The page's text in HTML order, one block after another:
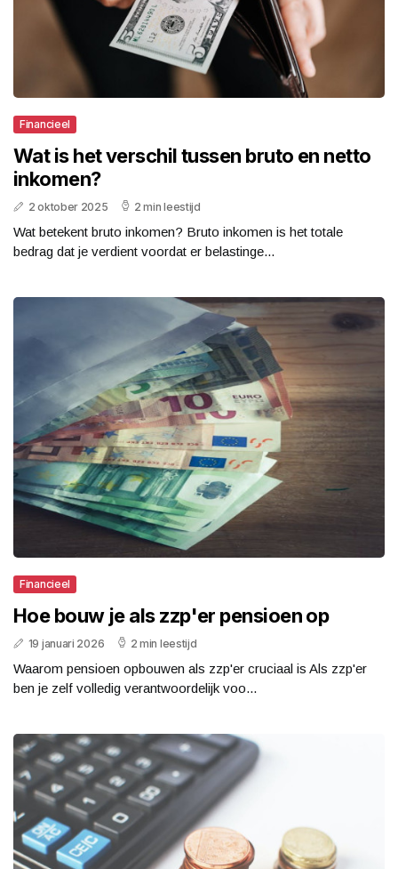
Financieel
Wat is het verschil tussen bruto en netto
inkomen?
2 oktober 2025 2 min leestijd
Wat betekent bruto inkomen? Bruto inkomen is het totale
bedrag dat je verdient voordat er belastinge...
Financieel
Hoe bouw je als zzp'er pensioen op
19 januari 2026 2 min leestijd
Waarom pensioen opbouwen als zzp'er cruciaal is Als zzp'er
ben je zelf volledig verantwoordelijk voo...